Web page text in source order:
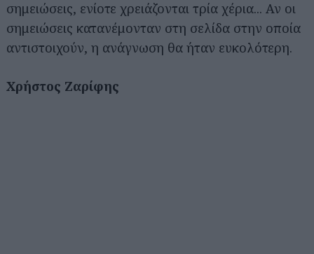
σημειώσεις, ενίοτε χρειάζονται τρία χέρια... Αν οι
σημειώσεις κατανέμονταν στη σελίδα στην οποία
αντιστοιχούν, η ανάγνωση θα ήταν ευκολότερη.
Χρήστος Ζαρίφης